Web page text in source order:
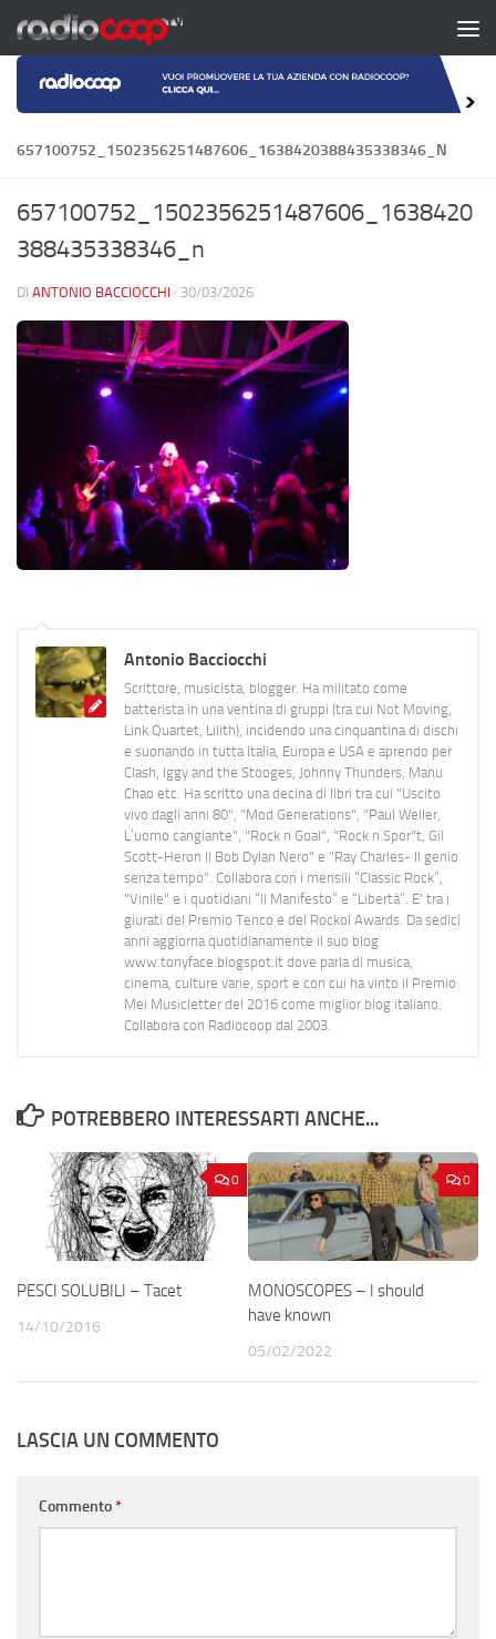
Salta al contenuto
657100752_1502356251487606_1638420388435338346_N
657100752_1502356251487606_1638420
388435338346_n
DI ANTONIO BACCIOCCHI · 30/03/2026
Antonio Bacciocchi
Scrittore, musicista, blogger. Ha militato come
batterista in una ventina di gruppi (tra cui Not Moving,
Link Quartet, Lilith), incidendo una cinquantina di dischi
e suonando in tutta Italia, Europa e USA e aprendo per
Clash, Iggy and the Stooges, Johnny Thunders, Manu
Chao etc. Ha scritto una decina di libri tra cui "Uscito
vivo dagli anni 80", "Mod Generations", "Paul Weller,
L’uomo cangiante", "Rock n Goal", "Rock n Spor"t, Gil
Scott-Heron Il Bob Dylan Nero" e "Ray Charles- Il genio
senza tempo". Collabora con i mensili “Classic Rock”,
"Vinile" e i quotidiani “Il Manifesto” e “Libertà”. E' tra i
giurati del Premio Tenco e del Rockol Awards. Da sedici
anni aggiorna quotidianamente il suo blog
www.tonyface.blogspot.it dove parla di musica,
cinema, culture varie, sport e con cui ha vinto il Premio
Mei Musicletter del 2016 come miglior blog italiano.
Collabora con Radiocoop dal 2003.
POTREBBERO INTERESSARTI ANCHE...
0
PESCI SOLUBILI – Tacet
14/10/2016
0
MONOSCOPES – I should
have known
05/02/2022
LASCIA UN COMMENTO
Commento*